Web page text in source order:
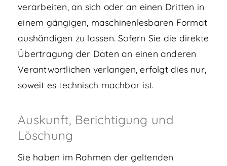
verarbeiten, an sich oder an einen Dritten in
einem gängigen, maschinenlesbaren Format
aushändigen zu lassen. Sofern Sie die direkte
Übertragung der Daten an einen anderen
Verantwortlichen verlangen, erfolgt dies nur,
soweit es technisch machbar ist.
Auskunft, Berichtigung und
Löschung
Sie haben im Rahmen der geltenden